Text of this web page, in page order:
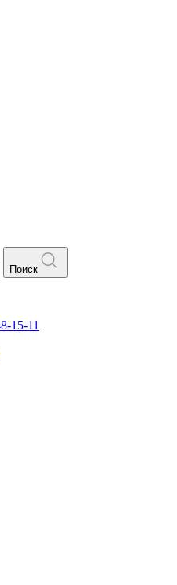
Поиск
15-11